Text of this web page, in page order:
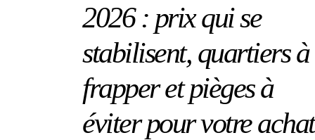
2026 : prix qui se
stabilisent, quartiers à
frapper et pièges à
éviter pour votre achat